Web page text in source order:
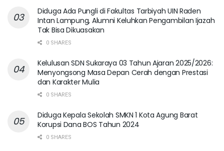
Diduga Ada Pungli di Fakultas Tarbiyah UIN Raden
Intan Lampung, Alumni Keluhkan Pengambilan Ijazah
Tak Bisa Dikuasakan
0 SHARES
Kelulusan SDN Sukaraya 03 Tahun Ajaran 2025/2026:
Menyongsong Masa Depan Cerah dengan Prestasi
dan Karakter Mulia
0 SHARES
Diduga Kepala Sekolah SMKN 1 Kota Agung Barat
Korupsi Dana BOS Tahun 2024
0 SHARES